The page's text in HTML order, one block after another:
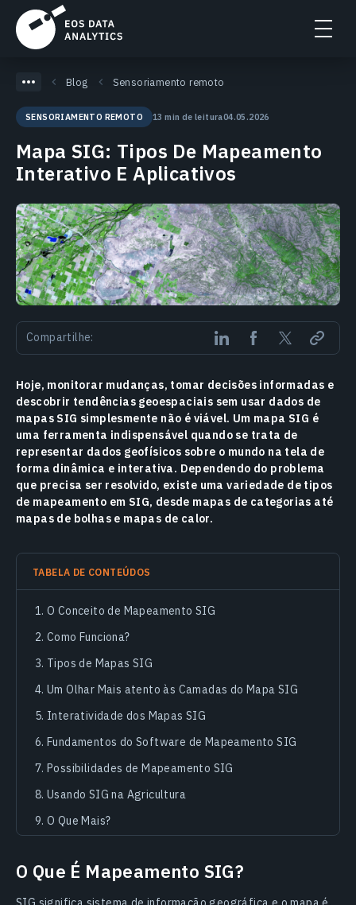
Blog Sensoriamento remoto
SENSORIAMENTO REMOTO 13 min de leitura04.05.2026
Mapa SIG: Tipos De Mapeamento
Interativo E Aplicativos
Compartilhe:
Hoje, monitorar mudanças, tomar decisões informadas e
descobrir tendências geoespaciais sem usar dados de
mapas SIG simplesmente não é viável. Um mapa SIG é
uma ferramenta indispensável quando se trata de
representar dados geofísicos sobre o mundo na tela de
forma dinâmica e interativa. Dependendo do problema
que precisa ser resolvido, existe uma variedade de tipos
de mapeamento em SIG, desde mapas de categorias até
mapas de bolhas e mapas de calor.
TABELA DE CONTEÚDOS
O Conceito de Mapeamento SIG
Como Funciona?
Tipos de Mapas SIG
Um Olhar Mais atento às Camadas do Mapa SIG
Interatividade dos Mapas SIG
Fundamentos do Software de Mapeamento SIG
Possibilidades de Mapeamento SIG
Usando SIG na Agricultura
O Que Mais?
O Que É Mapeamento SIG?